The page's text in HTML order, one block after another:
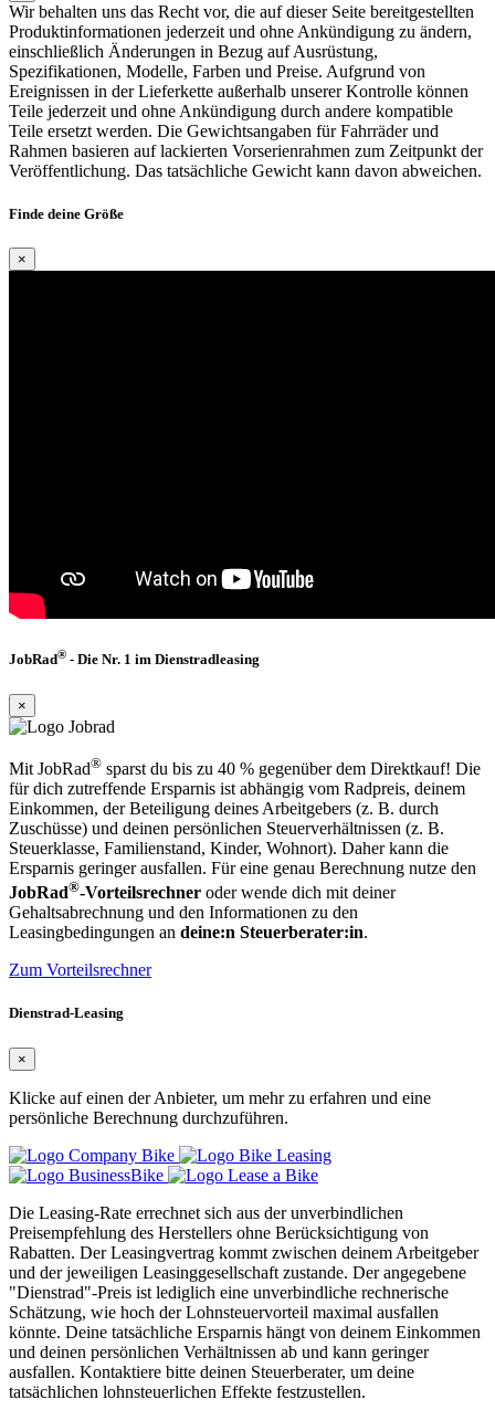
Wir behalten uns das Recht vor, die auf dieser Seite bereitgestellten
Produktinformationen jederzeit und ohne Ankündigung zu ändern,
einschließlich Änderungen in Bezug auf Ausrüstung,
Spezifikationen, Modelle, Farben und Preise. Aufgrund von
Ereignissen in der Lieferkette außerhalb unserer Kontrolle können
Teile jederzeit und ohne Ankündigung durch andere kompatible
Teile ersetzt werden. Die Gewichtsangaben für Fahrräder und
Rahmen basieren auf lackierten Vorserienrahmen zum Zeitpunkt der
Veröffentlichung. Das tatsächliche Gewicht kann davon abweichen.
Finde deine Größe
×
JobRad® - Die Nr. 1 im Dienstradleasing
×
Mit JobRad® sparst du bis zu 40 % gegenüber dem Direktkauf! Die
für dich zutreffende Ersparnis ist abhängig vom Radpreis, deinem
Einkommen, der Beteiligung deines Arbeitgebers (z. B. durch
Zuschüsse) und deinen persönlichen Steuerverhältnissen (z. B.
Steuerklasse, Familienstand, Kinder, Wohnort). Daher kann die
Ersparnis geringer ausfallen. Für eine genau Berechnung nutze den
JobRad®-Vorteilsrechner oder wende dich mit deiner
Gehaltsabrechnung und den Informationen zu den
Leasingbedingungen an deine:n Steuerberater:in.
Zum Vorteilsrechner
Dienstrad-Leasing
×
Klicke auf einen der Anbieter, um mehr zu erfahren und eine
persönliche Berechnung durchzuführen.
Die Leasing-Rate errechnet sich aus der unverbindlichen
Preisempfehlung des Herstellers ohne Berücksichtigung von
Rabatten. Der Leasingvertrag kommt zwischen deinem Arbeitgeber
und der jeweiligen Leasinggesellschaft zustande. Der angegebene
"Dienstrad"-Preis ist lediglich eine unverbindliche rechnerische
Schätzung, wie hoch der Lohnsteuervorteil maximal ausfallen
könnte. Deine tatsächliche Ersparnis hängt von deinem Einkommen
und deinen persönlichen Verhältnissen ab und kann geringer
ausfallen. Kontaktiere bitte deinen Steuerberater, um deine
tatsächlichen lohnsteuerlichen Effekte festzustellen.